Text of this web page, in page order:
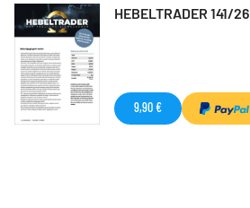
HEBELTRADER 141/26
9,90 €